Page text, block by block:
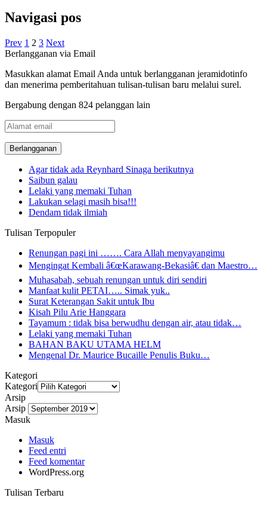
Navigasi pos
Prev 1 2 3 Next
Berlangganan via Email
Masukkan alamat Email Anda untuk berlangganan jeramidotinfo
dan menerima pemberitahuan tulisan-tulisan baru melalui surel.
Bergabung dengan 824 pelanggan lain
Alamat
email
Agar tidak ada Reynhard Sinaga berikutnya
Saibun galau
Lelaki yang memaki Tuhan
Lakukan selagi masih bisa!!!
Dendam tidak ilmiah
Tulisan Terpopuler
Renungan pagi ini ……. Cara Allah menyayangimu
Mengingat Kembali â€œKarawang-Bekasiâ€ dan Maestro…
Muhasabah, sebuah renungan untuk diri sendiri
Manfaat kulit PETAI….. Simak yuk..
Surat Keterangan Sakit untuk Ibu
Kisah Pilu Arie Hanggara
Tayamum : tidak bisa berwudhu dengan air, atau tidak…
Lelaki yang memaki Tuhan
BAHAN BAKU UTAMA HELM
Mengenal Dr. Maurice Bucaille Penulis Buku…
Kategori
Kategori
Arsip
Arsip
Masuk
Masuk
Feed entri
Feed komentar
WordPress.org
Tulisan Terbaru